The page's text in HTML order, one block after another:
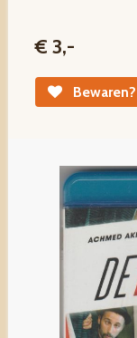
€ 3,-
Bewaren?